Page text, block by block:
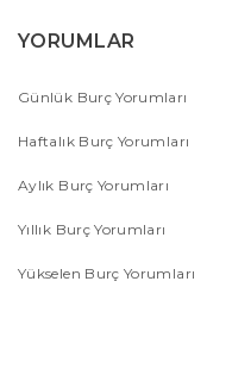
YORUMLAR
Günlük Burç Yorumları
Haftalık Burç Yorumları
Aylık Burç Yorumları
Yıllık Burç Yorumları
Yükselen Burç Yorumları